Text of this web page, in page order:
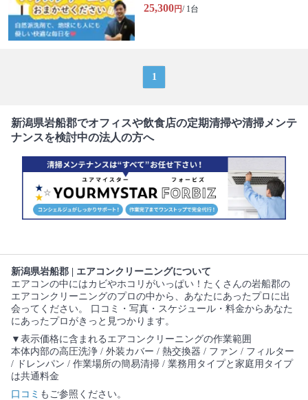
25,300円/ 1台
1
新潟県岩船郡でオフィスや飲食店の定期清掃や清掃メンテ
ナンスを検討中の法人の方へ
新潟県岩船郡 | エアコンクリーニングについて
エアコンの中にはカビやホコリがいっぱい！たくさんの岩船郡の
エアコンクリーニングのプロの中から、あなたにあったプロに出
会ってください。 口コミ・写真・スケジュール・料金からあなた
にあったプロがきっと見つかります。
▼表示価格に含まれるエアコンクリーニングの作業範囲
本体内部の高圧洗浄 / 外装カバー / 熱交換器 / ファン / フィルター
/ ドレンパン / 作業場所の簡易清掃 / 業務用タイプと家庭用タイプ
は共通料金
口コミ もご参照ください。